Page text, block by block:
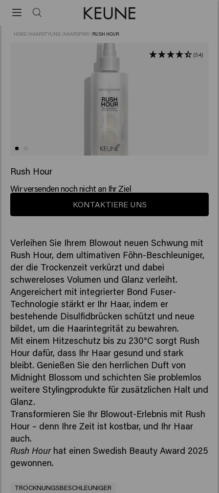
HOME /HAARSTYLING /HAARSPRAY /RUSH HOUR
(54)
Rush Hour
Wir versenden noch nicht an Ihr Ziel
KONTAKTIERE UNS
Verleihen Sie Ihrem Blowout neuen Schwung mit
Rush Hour, dem ultimativen Föhn-Beschleuniger,
der die Trockenzeit verkürzt und dabei
schwereloses Volumen und Glanz verleiht.
Angereichert mit integrierter Bond Fuser-
Technologie stärkt er Ihr Haar, indem er
bestehende Disulfidbrücken schützt und neue
bildet, um die Haarintegrität zu bewahren.
Mit einem Hitzeschutz bis zu 230°C sorgt Rush
Hour dafür, dass Ihr Haar gesund und stark
bleibt. Genießen Sie den herrlichen Duft von
Midnight Blossom und schichten Sie problemlos
weitere Stylingprodukte für zusätzlichen Halt und
Glanz.
Transformieren Sie Ihr Blowout-Erlebnis mit Rush
Hour – denn Ihre Zeit ist kostbar, und Ihr Haar
auch.
Rush Hourhat einen Swedish Beauty Award 2025
gewonnen.
TROCKNUNGSBESCHLEUNIGER